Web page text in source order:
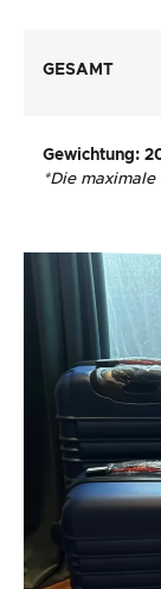
GESAMT
Gewichtung:
*Die